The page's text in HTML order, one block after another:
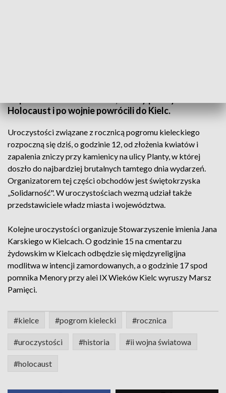
Holocaust i po wojnie powrócili do Kielc.
Uroczystości związane z rocznicą pogromu kieleckiego
rozpoczną się dziś, o godzinie 12, od złożenia kwiatów i
zapalenia zniczy przy kamienicy na ulicy Planty, w której
doszło do najbardziej brutalnych tamtego dnia wydarzeń.
Organizatorem tej części obchodów jest świętokrzyska
„Solidarność". W uroczystościach wezmą udział także
przedstawiciele władz miasta i województwa.
Kolejne uroczystości organizuje Stowarzyszenie imienia Jana
Karskiego w Kielcach. O godzinie 15 na cmentarzu
żydowskim w Kielcach odbędzie się międzyreligijna
modlitwa w intencji zamordowanych, a o godzinie 17 spod
pomnika Menory przy alei IX Wieków Kielc wyruszy Marsz
Pamięci.
#kielce #pogrom kielecki #rocznica
#uroczystości #historia #ii wojna światowa
#holocaust